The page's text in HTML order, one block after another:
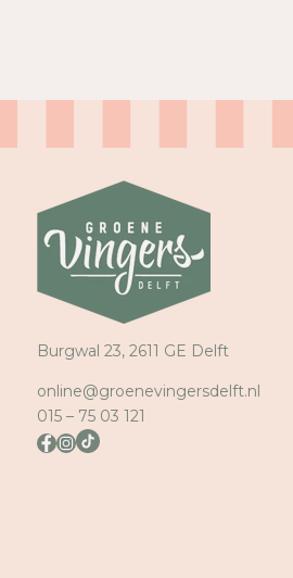
Burgwal 23, 2611 GE Delft
online@groenevingersdelft.nl
015 – 75 03 121